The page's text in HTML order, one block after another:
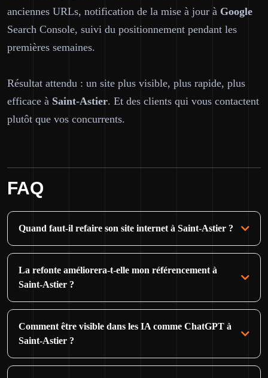
anciennes URLs, notification de la mise à jour à Google
Search Console, suivi du positionnement pendant les
premières semaines.
Résultat attendu : un site plus visible, plus rapide, plus
efficace à Saint-Astier. Et des clients qui vous contactent
plutôt que vos concurrents.
FAQ
Quand faut-il refaire son site internet à Saint-Astier ?
La refonte améliorera-t-elle mon référencement à
Saint-Astier ?
Comment être visible dans les IA comme ChatGPT à
Saint-Astier ?